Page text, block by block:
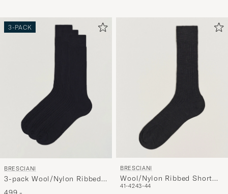
3-PACK
BRESCIANI
3-pack Wool/Nylon Ribbed
Short Socks Navy
BRESCIANI
Wool/Nylon Ribbed Short
Socks Anthracite
41-4243-44